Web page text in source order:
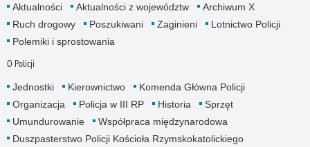
Aktualności Aktualności z województw
Archiwum X
Ruch drogowy
Poszukiwani Zaginieni
Lotnictwo Policji
Polemiki i sprostowania
O Policji
Jednostki Kierownictwo
Komenda Główna Policji
Organizacja
Policja w III RP Historia
Sprzęt
Umundurowanie
Współpraca międzynarodowa
Duszpasterstwo Policji Kościoła Rzymskokatolickiego